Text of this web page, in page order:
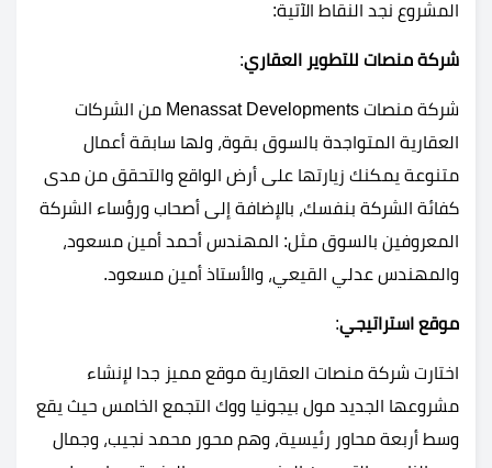
المشروع نجد النقاط الآتية:
شركة منصات للتطوير العقاري:
شركة منصات Menassat Developments من الشركات
العقارية المتواجدة بالسوق بقوة، ولها سابقة أعمال
متنوعة يمكنك زيارتها على أرض الواقع والتحقق من مدى
كفائة الشركة بنفسك، بالإضافة إلى أصحاب ورؤساء الشركة
المعروفين بالسوق مثل: المهندس أحمد أمين مسعود،
والمهندس عدلي القيعي، والأستاذ أمين مسعود.
موقع استراتيجي:
اختارت شركة منصات العقارية موقع مميز جدا لإنشاء
مشروعها الجديد مول بيجونيا ووك التجمع الخامس حيث يقع
وسط أربعة محاور رئيسية، وهم محور محمد نجيب، وجمال